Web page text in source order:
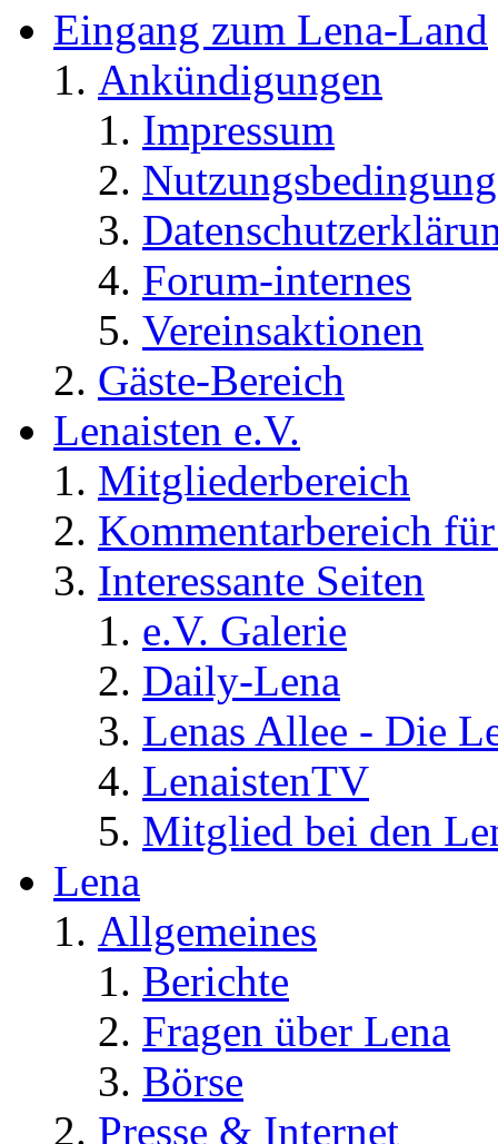
Eingang zum Lena-Land
Ankündigungen
Impressum
Forum-internes
Vereinsaktionen
Gäste-Bereich
Lenaisten e.V.
Mitgliederbereich
Kommentarbereich
Interessante Seiten
e.V. Galerie
Daily-Lena
Lenas Allee - Die
LenaistenTV
Mitglied bei den
Lena
Allgemeines
Berichte
Fragen über Lena
Börse
Presse & Internet